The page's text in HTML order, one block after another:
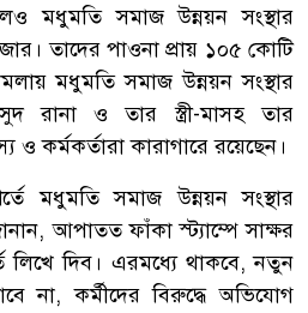
মধুমতি সমাজ উন্নয়ন সংস্থার
তাদের পাওনা প্রায় ১০৫ কোটি
মধুমতি সমাজ উন্নয়ন সংস্থার
রানা ও তার স্ত্রী-মাসহ তার
কর্মকর্তারা কারাগারে রয়েছেন।
মধুমতি সমাজ উন্নয়ন সংস্থার
আপাতত ফাঁকা স্ট্যাম্পে সাক্ষর
লিখে দিব। এরমধ্যে থাকবে, নতুন
না, কর্মীদের বিরুদ্ধে অভিযোগ